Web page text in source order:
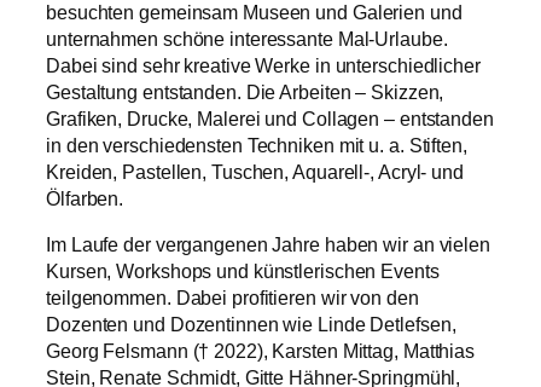
besuchten gemeinsam Museen und Galerien und
unternahmen schöne interessante Mal-Urlaube.
Dabei sind sehr kreative Werke in unterschiedlicher
Gestaltung entstanden. Die Arbeiten – Skizzen,
Grafiken, Drucke, Malerei und Collagen – entstanden
in den verschiedensten Techniken mit u. a. Stiften,
Kreiden, Pastellen, Tuschen, Aquarell-, Acryl- und
Ölfarben.
Im Laufe der vergangenen Jahre haben wir an vielen
Kursen, Workshops und künstlerischen Events
teilgenommen. Dabei profitieren wir von den
Dozenten und Dozentinnen wie Linde Detlefsen,
Georg Felsmann († 2022), Karsten Mittag, Matthias
Stein, Renate Schmidt, Gitte Hähner-Springmühl,